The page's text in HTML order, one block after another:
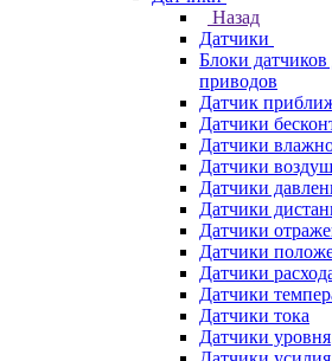
Назад
Датчики
Блоки
приводов
Датчик
Датчики
Датчики
Датчики
Датчики
Датчики
Датчики
Датчики
Датчики
Датчики
Датчики тока
Датчики уровня